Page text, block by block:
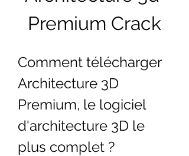
Premium Crack
Comment télécharger
Architecture 3D
Premium, le logiciel
d'architecture 3D le
plus complet ?